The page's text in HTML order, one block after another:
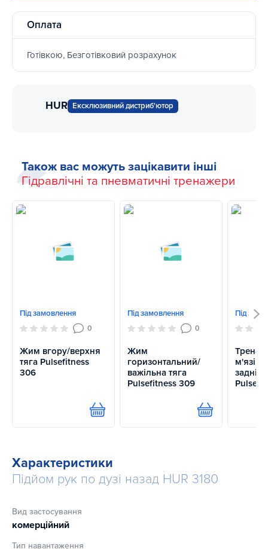
Оплата
Готівкою, Безготівковий розрахунок
HUR Ексклюзивний дистриб'ютор
Також вас можуть зацікавити інші
Гідравлічні та пневматичні тренажери
Під замовлення
0
Жим вгору/верхня
тяга Pulsefitness
306
Купити
Під замовлення
0
Жим
горизонтальний/
важільна тяга
Pulsefitness 309
Купити
Під
м'язів
задніх
Характеристики
Підйом рук по дузі назад HUR 3180
Вид застосування
комерційний
Тип навантаження